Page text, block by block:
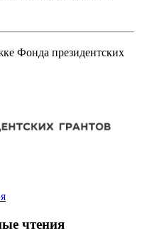
Фонда президентских
чтения